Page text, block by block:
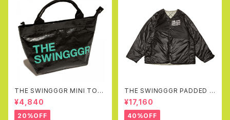
THE SWINGGGR MINI TOT
EBAG, BLACK
¥4,840
20%OFF
THE SWINGGGR PADDED R
EVERSIBLE JK (BLACK&GR
AY)
¥17,160
40%OFF